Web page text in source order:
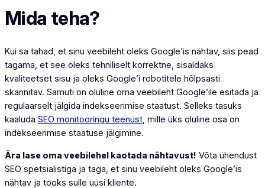
Mida teha?
Kui sa tahad, et sinu veebileht oleks Google’is nähtav, siis pead
tagama, et see oleks tehniliselt korrektne, sisaldaks
kvaliteetset sisu ja oleks Google’i robotitele hõlpsasti
skannitav. Samuti on oluline oma veebileht Google’ile esitada ja
regulaarselt jälgida indekseerimise staatust. Selleks tasuks
kaaluda SEO monitooringu teenust , mille üks oluline osa on
indekseerimise staatuse jälgimine.
Ära lase oma veebilehel kaotada nähtavust! Võta ühendust
SEO spetsialistiga ja taga, et sinu veebileht oleks Google’is
nähtav ja tooks sulle uusi kliente.